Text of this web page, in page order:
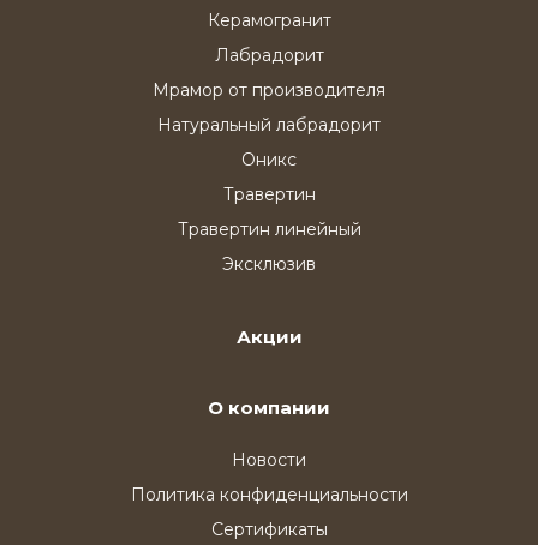
Керамогранит
Лабрадорит
Мрамор от производителя
Натуральный лабрадорит
Оникс
Травертин
Травертин линейный
Эксклюзив
Акции
О компании
Новости
Политика конфиденциальности
Сертификаты